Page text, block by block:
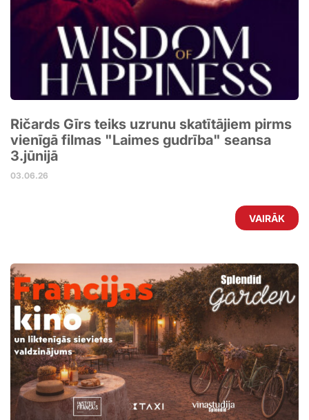
Ričards Gīrs teiks uzrunu skatītājiem pirms
vienīgā filmas "Laimes gudrība" seansa
3.jūnijā
03.06.26
VAIRĀK